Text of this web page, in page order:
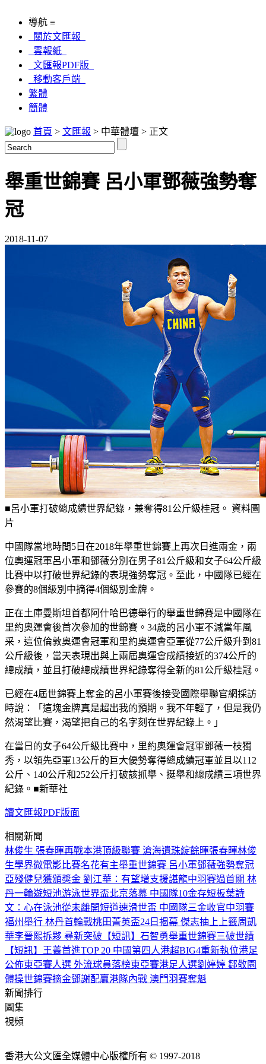
導航 ≡
關於文匯報
雲報紙
文匯報PDF版
移動客戶端
繁體
簡體
首頁 > 文匯報 > 中華體壇 > 正文
舉重世錦賽 呂小軍鄧薇強勢奪
冠
2018-11-07
■呂小軍打破總成績世界紀錄，兼奪得81公斤級桂冠。 資料圖
片
中國隊當地時間5日在2018年舉重世錦賽上再次日進兩金，兩
位奧運冠軍呂小軍和鄧薇分別在男子81公斤級和女子64公斤級
比賽中以打破世界紀錄的表現強勢奪冠。至此，中國隊已經在
參賽的8個級別中摘得4個級別金牌。
正在土庫曼斯坦首都阿什哈巴德舉行的舉重世錦賽是中國隊在
里約奧運會後首次參加的世錦賽。34歲的呂小軍不減當年風
采，這位倫敦奧運會冠軍和里約奧運會亞軍從77公斤級升到81
公斤級後，當天表現出與上兩屆奧運會成績接近的374公斤的
總成績，並且打破總成績世界紀錄奪得全新的81公斤級桂冠。
已經在4屆世錦賽上奪金的呂小軍賽後接受國際舉聯官網採訪
時說：「這塊金牌真是超出我的預期。我不年輕了，但是我仍
然渴望比賽，渴望把自己的名字刻在世界紀錄上。」
在當日的女子64公斤級比賽中，里約奧運會冠軍鄧薇一枝獨
秀，以領先亞軍13公斤的巨大優勢奪得總成績冠軍並且以112
公斤、140公斤和252公斤打破該抓舉、挺舉和總成績三項世界
紀錄。■新華社
讀文匯報PDF版面
相關新聞
林俊生 張春暉再戰本港頂級聯賽 滄海遺珠綻餘暉張春暉林俊
生學界微電影比賽名花有主舉重世錦賽 呂小軍鄧薇強勢奪冠
亞殘健兒獲頒獎金 劉江華：有望增支援諶龍中羽賽過首關 林
丹一輪遊短池游泳世界盃北京落幕 中國隊10金存短板葉詩
文：心在泳池從未離開短道速滑世盃 中國隊三金收官中羽賽
福州舉行 林丹首輪戰桃田菁英盃24日揭幕 傑志抽上上籤周凱
華李晉熙拆夥 尋新突破 【短訊】石智勇舉重世錦賽三破世績
【短訊】王薔首進TOP 20 中國第四人港超BIG4重新執位港足
公佈東亞賽人選 外流球員落榜東亞賽港足人選劉婷婷 鄒敬園
體操世錦賽摘金鄧謝配贏港隊內戰 澳門羽賽奪魁
新聞排行
圖集
視頻
香港大公文匯全媒體中心版權所有 © 1997-2018